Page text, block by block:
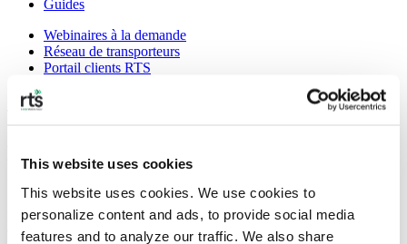
This website uses cookies
This website uses cookies. We use cookies to
personalize content and ads, to provide social media
features and to analyze our traffic. We also share
Guides
Webinaires à la demande
Réseau de transporteurs
Portail clients RTS
Types de déchets | Carton
Presses à balles et compacteurs pour
Recyclez efficacement les déchets de carton en réduisant leur
volume